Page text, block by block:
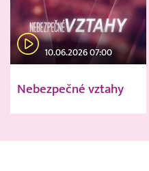
10.06.2026 07:00
Nebezpečné vztahy